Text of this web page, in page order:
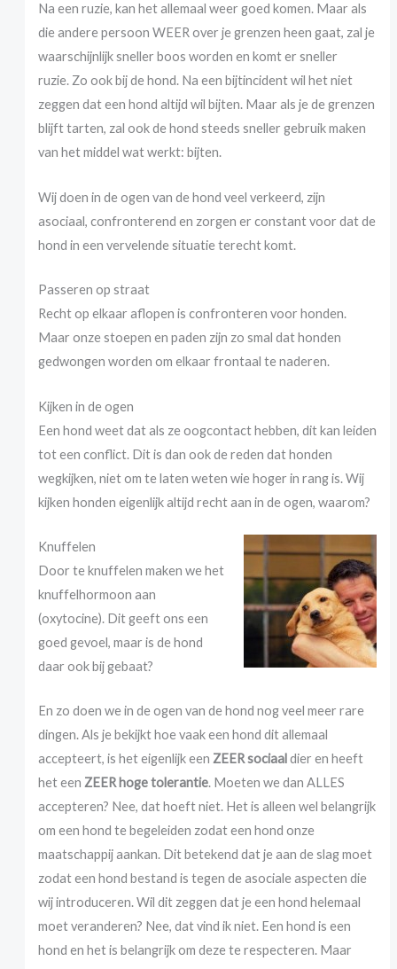
Na een ruzie, kan het allemaal weer goed komen. Maar als
die andere persoon WEER over je grenzen heen gaat, zal je
waarschijnlijk sneller boos worden en komt er sneller
ruzie. Zo ook bij de hond. Na een bijtincident wil het niet
zeggen dat een hond altijd wil bijten. Maar als je de grenzen
blijft tarten, zal ook de hond steeds sneller gebruik maken
van het middel wat werkt: bijten.
Wij doen in de ogen van de hond veel verkeerd, zijn
asociaal, confronterend en zorgen er constant voor dat de
hond in een vervelende situatie terecht komt.
Passeren op straat
Recht op elkaar aflopen is confronteren voor honden.
Maar onze stoepen en paden zijn zo smal dat honden
gedwongen worden om elkaar frontaal te naderen.
Kijken in de ogen
Een hond weet dat als ze oogcontact hebben, dit kan leiden
tot een conflict. Dit is dan ook de reden dat honden
wegkijken, niet om te laten weten wie hoger in rang is. Wij
kijken honden eigenlijk altijd recht aan in de ogen, waarom?
Knuffelen
Door te knuffelen maken we het
knuffelhormoon aan
(oxytocine). Dit geeft ons een
goed gevoel, maar is de hond
daar ook bij gebaat?
En zo doen we in de ogen van de hond nog veel meer rare
dingen. Als je bekijkt hoe vaak een hond dit allemaal
accepteert, is het eigenlijk een ZEER sociaaldier en heeft
het een ZEER hoge tolerantie. Moeten we dan ALLES
accepteren? Nee, dat hoeft niet. Het is alleen wel belangrijk
om een hond te begeleiden zodat een hond onze
maatschappij aankan. Dit betekend dat je aan de slag moet
zodat een hond bestand is tegen de asociale aspecten die
wij introduceren. Wil dit zeggen dat je een hond helemaal
moet veranderen? Nee, dat vind ik niet. Een hond is een
hond en het is belangrijk om deze te respecteren. Maar